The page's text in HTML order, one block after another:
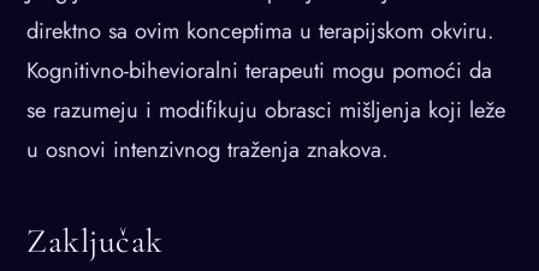
direktno sa ovim konceptima u terapijskom okviru.
Kognitivno-bihevioralni terapeuti mogu pomoći da
se razumeju i modifikuju obrasci mišljenja koji leže
u osnovi intenzivnog traženja znakova.
Zaključak